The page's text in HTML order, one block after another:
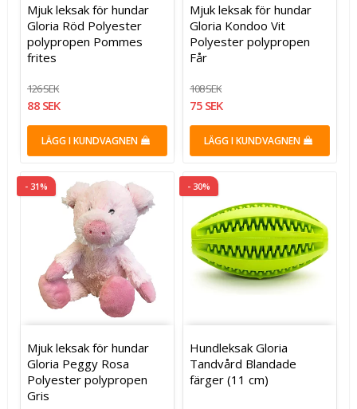
Mjuk leksak för hundar
Gloria Röd Polyester
polypropen Pommes
frites
126 SEK
88 SEK
LÄGG I KUNDVAGNEN
Mjuk leksak för hundar
Gloria Kondoo Vit
Polyester polypropen
Får
108 SEK
75 SEK
LÄGG I KUNDVAGNEN
- 31%
Mjuk leksak för hundar
Gloria Peggy Rosa
Polyester polypropen
Gris
- 30%
Hundleksak Gloria
Tandvård Blandade
färger (11 cm)